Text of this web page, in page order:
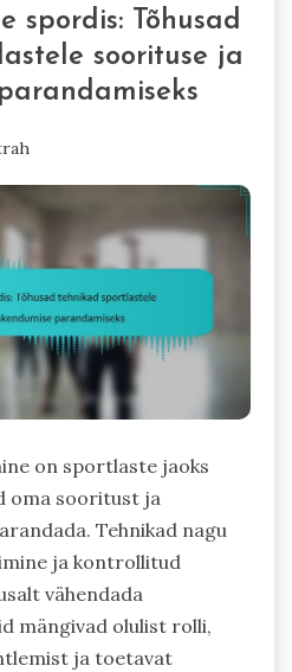
spordis: Tõhusad
soorituse ja
on sportlaste jaoks
oma sooritust ja
Tehnikad nagu
ja kontrollitud
vähendada
mängivad olulist rolli,
ja toetavat